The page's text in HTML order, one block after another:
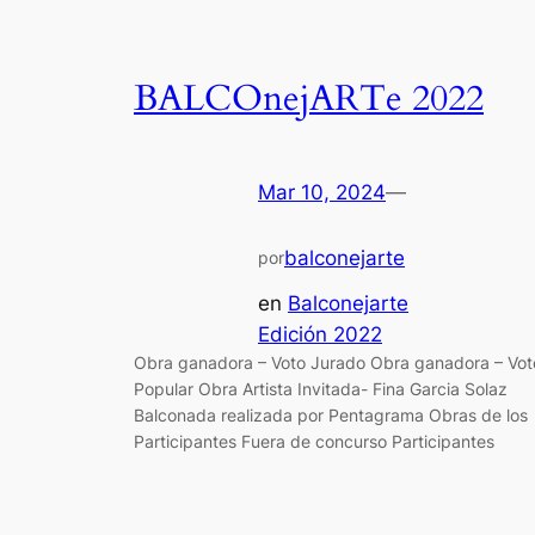
BALCOnejARTe 2022
Mar 10, 2024—
porbalconejarte
en Balconejarte
Edición 2022
Obra ganadora – Voto Jurado Obra ganadora –
Popular Obra Artista Invitada- Fina Garcia Solaz
Balconada realizada por Pentagrama Obras de los
Participantes Fuera de concurso Participantes